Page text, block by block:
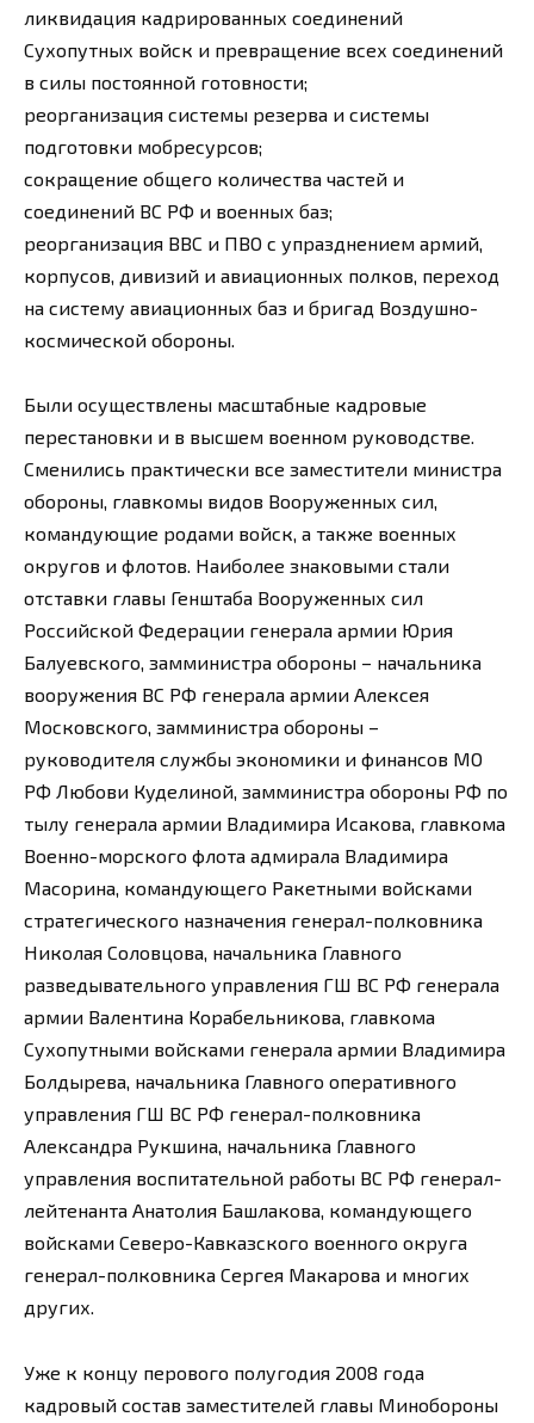
ликвидация кадрированных соединений
Сухопутных войск и превращение всех соединений
в силы постоянной готовности;
реорганизация системы резерва и системы
подготовки мобресурсов;
сокращение общего количества частей и
соединений ВС РФ и военных баз;
реорганизация ВВС и ПВО с упразднением армий,
корпусов, дивизий и авиационных полков, переход
на систему авиационных баз и бригад Воздушно-
космической обороны.
Были осуществлены масштабные кадровые
перестановки и в высшем военном руководстве.
Сменились практически все заместители министра
обороны, главкомы видов Вооруженных сил,
командующие родами войск, а также военных
округов и флотов. Наиболее знаковыми стали
отставки главы Генштаба Вооруженных сил
Российской Федерации генерала армии Юрия
Балуевского, замминистра обороны – начальника
вооружения ВС РФ генерала армии Алексея
Московского, замминистра обороны –
руководителя службы экономики и финансов МО
РФ Любови Куделиной, замминистра обороны РФ по
тылу генерала армии Владимира Исакова, главкома
Военно-морского флота адмирала Владимира
Масорина, командующего Ракетными войсками
стратегического назначения генерал-полковника
Николая Соловцова, начальника Главного
разведывательного управления ГШ ВС РФ генерала
армии Валентина Корабельникова, главкома
Сухопутными войсками генерала армии Владимира
Болдырева, начальника Главного оперативного
управления ГШ ВС РФ генерал-полковника
Александра Рукшина, начальника Главного
управления воспитательной работы ВС РФ генерал-
лейтенанта Анатолия Башлакова, командующего
войсками Северо-Кавказского военного округа
генерал-полковника Сергея Макарова и многих
других.
Уже к концу перового полугодия 2008 года
кадровый состав заместителей главы Минобороны